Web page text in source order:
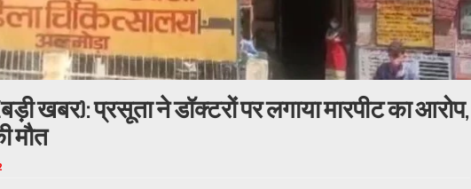
खबर): प्रसूता ने डॉक्टरों पर लगाया मारपीट का आरोप,
मौत